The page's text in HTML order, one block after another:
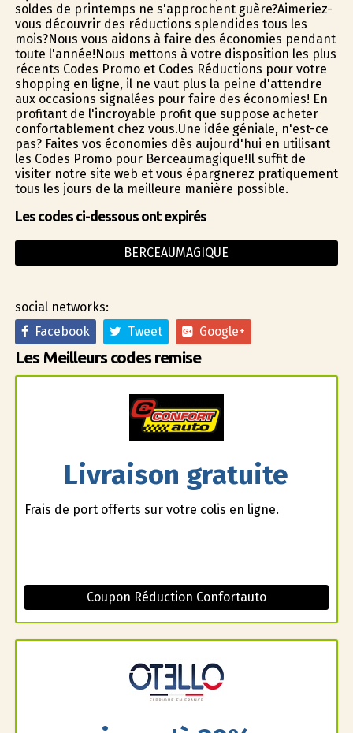
soldes de printemps ne s'approchent guère?Aimeriez-
vous découvrir des réductions splendides tous les
mois?Nous vous aidons à faire des économies pendant
toute l'année!Nous mettons à votre disposition les plus
récents Codes Promo et Codes Réductions pour votre
shopping en ligne, il ne vaut plus la peine d'attendre
aux occasions signalées pour faire des économies! En
profitant de l'incroyable profit que suppose acheter
confortablement chez vous.Une idée géniale, n'est-ce
pas? Faites vos économies dès aujourd'hui en utilisant
les Codes Promo pour Berceaumagique!Il suffit de
visiter notre site web et vous épargnerez pratiquement
tous les jours de la meilleure manière possible.
Les codes ci-dessous ont expirés
BERCEAUMAGIQUE
social networks:
Facebook
Tweet Google+
Les Meilleurs codes remise
Livraison gratuite
Frais de port offerts sur votre colis en ligne.
Coupon Réduction Confortauto